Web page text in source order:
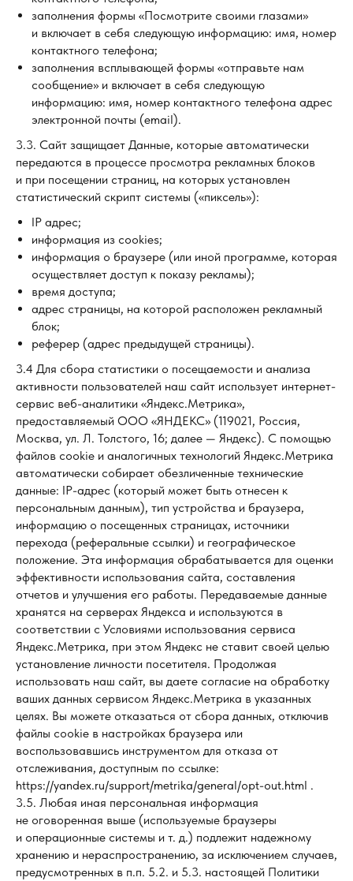
заполнения формы «Посмотрите своими глазами»
и включает в себя следующую информацию: имя, номер
контактного телефона;
заполнения всплывающей формы «отправьте нам
сообщение» и включает в себя следующую
информацию: имя, номер контактного телефона адрес
электронной почты (email).
3.3. Сайт защищает Данные, которые автоматически
передаются в процессе просмотра рекламных блоков
и при посещении страниц, на которых установлен
статистический скрипт системы («пиксель»):
IP адрес;
информация из cookies;
информация о браузере (или иной программе, которая
осуществляет доступ к показу рекламы);
время доступа;
адрес страницы, на которой расположен рекламный
блок;
реферер (адрес предыдущей страницы).
3.4 Для сбора статистики о посещаемости и анализа
активности пользователей наш сайт использует интернет-
сервис веб-аналитики «Яндекс.Метрика»,
предоставляемый ООО «ЯНДЕКС» (119021, Россия,
Москва, ул. Л. Толстого, 16; далее — Яндекс). С помощью
файлов cookie и аналогичных технологий Яндекс.Метрика
автоматически собирает обезличенные технические
данные: IP-адрес (который может быть отнесен к
персональным данным), тип устройства и браузера,
информацию о посещенных страницах, источники
перехода (реферальные ссылки) и географическое
положение. Эта информация обрабатывается для оценки
эффективности использования сайта, составления
отчетов и улучшения его работы. Передаваемые данные
хранятся на серверах Яндекса и используются в
соответствии с Условиями использования сервиса
Яндекс.Метрика, при этом Яндекс не ставит своей целью
установление личности посетителя. Продолжая
использовать наш сайт, вы даете согласие на обработку
ваших данных сервисом Яндекс.Метрика в указанных
целях. Вы можете отказаться от сбора данных, отключив
файлы cookie в настройках браузера или
воспользовавшись инструментом для отказа от
отслеживания, доступным по ссылке:
https://yandex.ru/support/metrika/general/opt-out.html .
3.5. Любая иная персональная информация
не оговоренная выше (используемые браузеры
и операционные системы и т. д.) подлежит надежному
хранению и нераспространению, за исключением случаев,
предусмотренных в п.п. 5.2. и 5.3. настоящей Политики